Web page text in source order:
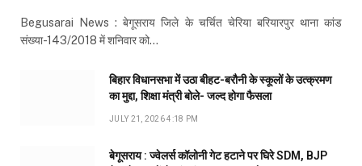
Begusarai News : बेगूसराय जिले के चर्चित चेरिया बरियारपुर थाना कांड
संख्या-143/2018 में शनिवार को…
बिहार विधानसभा में उठा बीहट-बरौनी के स्कूलों के उत्क्रमण
का मुद्दा, शिक्षा मंत्री बोले- जल्द होगा फैसला
JULY 21, 2026 4:18 PM
बेगूसराय : ज्वेलर्स कॉलोनी गेट हटाने पर घिरे SDM, BJP